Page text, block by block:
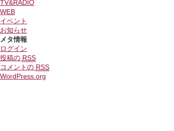
TV&RADIO
WEB
イベント
お知らせ
メタ情報
ログイン
投稿の RSS
コメントの RSS
WordPress.org